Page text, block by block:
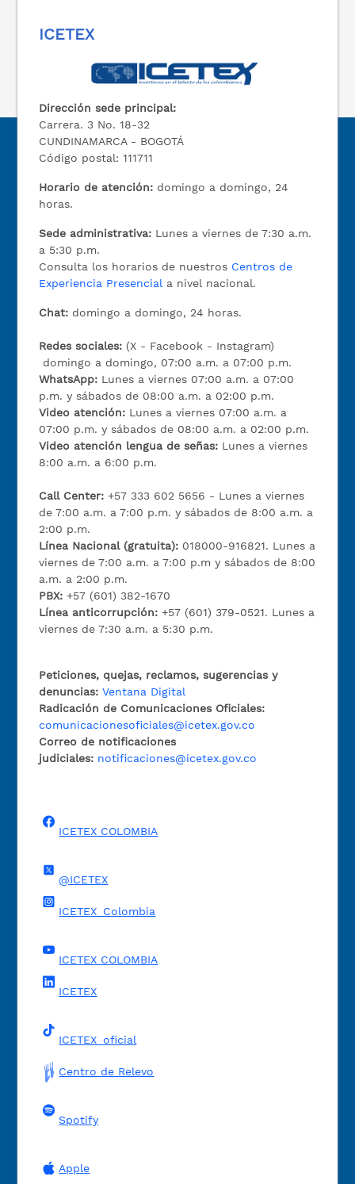
ICETEX
Dirección sede principal:
Carrera. 3 No. 18-32
CUNDINAMARCA - BOGOTÁ
Código postal: 111711
Horario de atención: domingo a domingo, 24
horas.
Sede administrativa: Lunes a viernes de 7:30 a.m.
a 5:30 p.m.
Consulta los horarios de nuestros Centros de
Experiencia Presencial a nivel nacional.
Chat: domingo a domingo, 24 horas.
Redes sociales: (X - Facebook - Instagram)
domingo a domingo, 07:00 a.m. a 07:00 p.m.
WhatsApp: Lunes a viernes 07:00 a.m. a 07:00
p.m. y sábados de 08:00 a.m. a 02:00 p.m.
Video atención: Lunes a viernes 07:00 a.m. a
07:00 p.m. y sábados de 08:00 a.m. a 02:00 p.m.
Video atención lengua de señas: Lunes a viernes
8:00 a.m. a 6:00 p.m.
Call Center:+57 333 602 5656 - Lunes a viernes
de 7:00 a.m. a 7:00 p.m. y sábados de 8:00 a.m. a
2:00 p.m.
Línea Nacional (gratuita): 018000-916821. Lunes a
viernes de 7:00 a.m. a 7:00 p.m y sábados de 8:00
a.m. a 2:00 p.m.
PBX:+57 (601) 382-1670
Línea anticorrupción:+57 (601) 379-0521. Lunes a
viernes de 7:30 a.m. a 5:30 p.m.
Peticiones, quejas, reclamos, sugerencias y
denuncias: Ventana Digital
Radicación de Comunicaciones Oficiales:
comunicacionesoficiales@icetex.gov.co
Correo de notificaciones
judiciales: notificaciones@icetex.gov.co
ICETEX COLOMBIA
@ICETEX
ICETEX_Colombia
ICETEX COLOMBIA
ICETEX
ICETEX_oficial
Centro de Relevo
Spotify
Apple